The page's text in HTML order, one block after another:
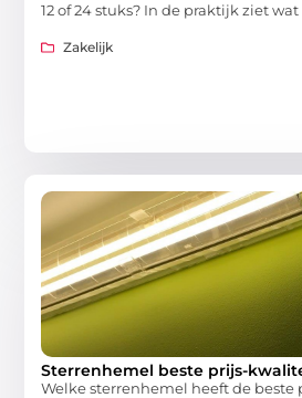
12 of 24 stuks? In de praktijk ziet
Zakelijk
Sterrenhemel beste prijs-
Welke sterrenhemel heeft de beste